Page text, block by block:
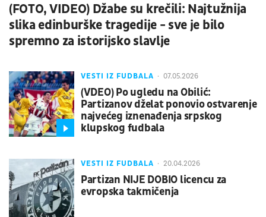
(FOTO, VIDEO) Džabe su krečili: Najtužnija
slika edinburške tragedije - sve je bilo
spremno za istorijsko slavlje
VESTI IZ FUDBALA 07.05.2026
(VDEO) Po ugledu na Obilić:
Partizanov dželat ponovio ostvarenje
najvećeg iznenađenja srpskog
klupskog fudbala
VESTI IZ FUDBALA 20.04.2026
Partizan NIJE DOBIO licencu za
evropska takmičenja